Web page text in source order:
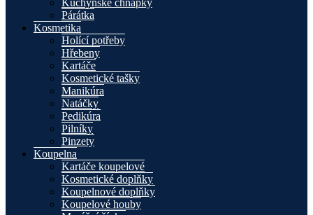
Párátka
Kosmetika
Holící potřeby
Hřebeny
Kartáče
Kosmetické tašky
Manikúra
Natáčky
Pedikúra
Pilníky
Pinzety
Koupelna
Kartáče koupelové
Kosmetické doplňky
Koupelnové doplňky
Koupelové houby